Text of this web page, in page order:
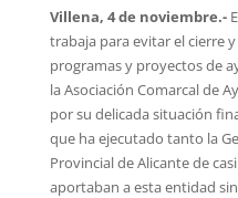
Villena, 4 de noviembre.-
trabaja para evitar el cierre
programas y proyectos de
la Asociación Comarcal de
por su delicada situación
que ha ejecutado tanto la
Provincial de Alicante de
aportaban a esta entidad